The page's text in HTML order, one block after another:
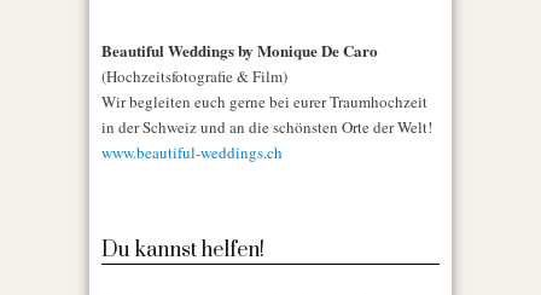
Beautiful Weddings by Monique De Caro
(Hochzeitsfotografie & Film)
Wir begleiten euch gerne bei eurer Traumhochzeit
in der Schweiz und an die schönsten Orte der Welt!
www.beautiful-weddings.ch
Du kannst helfen!